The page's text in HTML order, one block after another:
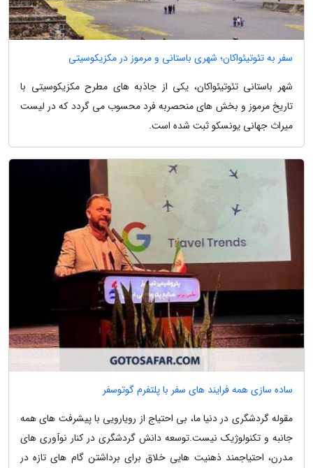
سفر به تئوتیئواکان؛ شهری باستانی و مرموز در مکزیکوسیتی
شهر باستانی تئوتیئواکان، یکی از جاذبه های مطرح مکزیکوسیتی با
تاریخ مرموز و بخش های منحصربه فرد محسوب می گردد که در لیست
میراث جهانی یونسکو ثبت شده است.
ساده سازی همه فرایند های سفر با پلتفرم گوتوسفر
مقوله گردشگری در دنیا ما، بی احتیاج از رویارویی با پیشرفت های همه
جانبه و تکنولوژیک نیست.توسعه دانش گردشگری در کنار نوآوری های
مدرن، احتیاجمند ذهنیت هایی خلاق برای برداشتن گام های تازه در